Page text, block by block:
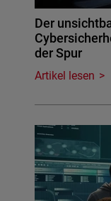
Der
der Spur
Artikel lesen